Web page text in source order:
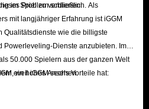
im Spiel zu verdienen.
Problem schließlich. Als
mit langjähriger Erfahrung ist iGGM
Qualitätsdienste wie die billigste
Powerleveling-Dienste anzubieten. Im
50.000 Spielern aus der ganzen Welt
ein hohes Ansehen.
weil iGGM sechs Vorteile hat: